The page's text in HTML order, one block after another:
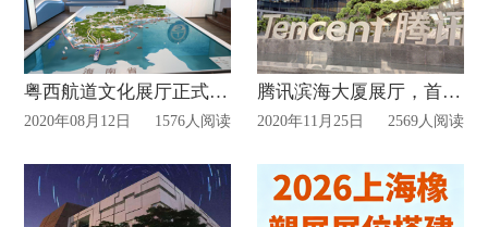
粤西航道文化展厅正式启用!
2020年08月12日 1576人阅读
腾讯滨海大厦展厅，首次线上接待访客!
2020年11月25日 2569人阅读